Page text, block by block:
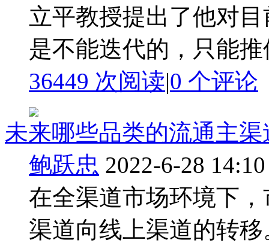
立平教授提出了他对
是不能迭代的，只能
36449 次阅读|0 个评论
未来哪些品类的流通主
鲍跃忠 2022-6-28 14:10
在全渠道市场环境下
渠道向线上渠道的转